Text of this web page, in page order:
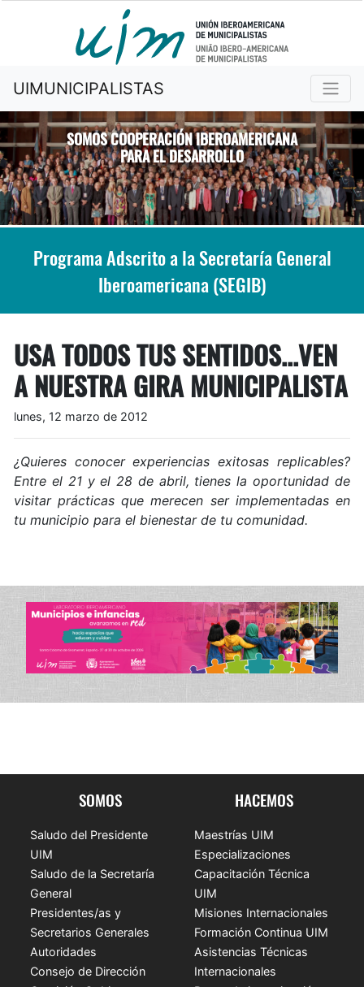
UIMUNICIPALISTAS
SOMOS COOPERACIÓN IBEROAMERICANA
PARA EL DESARROLLO
Previous Next
Programa Adscrito a la Secretaría General
Iberoamericana (SEGIB)
USA TODOS TUS SENTIDOS...VEN
A NUESTRA GIRA MUNICIPALISTA
lunes, 12 marzo de 2012
¿Quieres conocer experiencias exitosas replicables?
Entre el 21 y el 28 de abril, tienes la oportunidad de
visitar prácticas que merecen ser implementadas en
tu municipio para el bienestar de tu comunidad.
SOMOS
Saludo del Presidente
UIM
Saludo de la Secretaría
General
Presidentes/as y
Secretarios Generales
Autoridades
Consejo de Dirección
HACEMOS
Maestrías UIM
Especializaciones
Capacitación Técnica
UIM
Misiones Internacionales
Formación Continua UIM
Asistencias Técnicas
Internacionales